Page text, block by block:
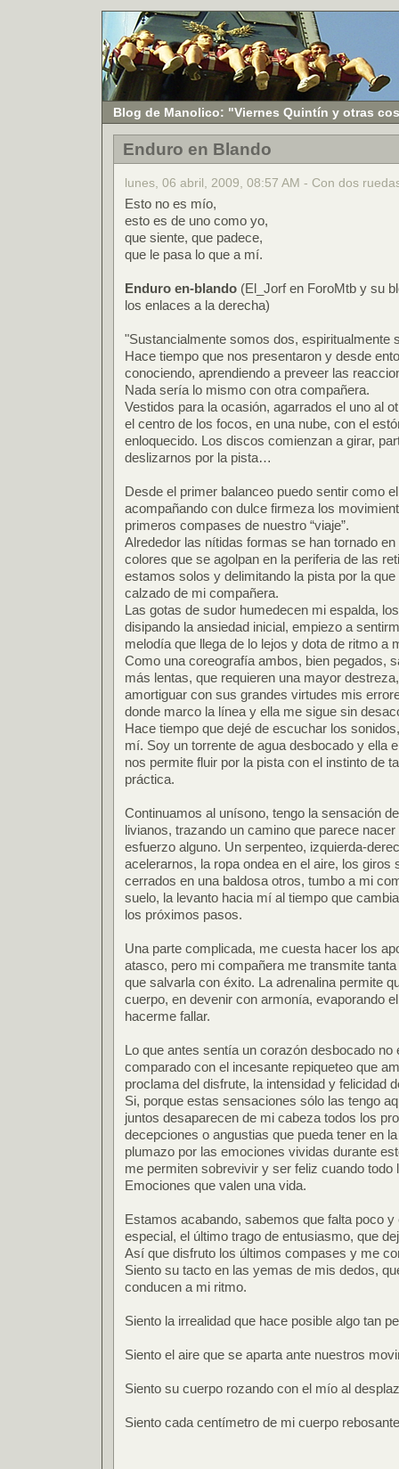
Blog de Manolico: "Viernes Quintín y otras
Enduro en Blando
lunes, 06 abril, 2009, 08:57 AM - Con dos
Esto no es mío,
esto es de uno como yo,
que siente, que padece,
que le pasa lo que a mí.
Enduro en-blando (El_Jorf en ForoMtb y su
los enlaces a la derecha)
"Sustancialmente somos dos, espiritualmente
Hace tiempo que nos presentaron y desde
conociendo, aprendiendo a preveer las
Nada sería lo mismo con otra compañera.
Vestidos para la ocasión, agarrados el uno al
el centro de los focos, en una nube, con el
enloquecido. Los discos comienzan a girar,
deslizarnos por la pista…
Desde el primer balanceo puedo sentir como
acompañando con dulce firmeza los
primeros compases de nuestro “viaje”.
Alrededor las nítidas formas se han tornado
colores que se agolpan en la periferia de las
estamos solos y delimitando la pista por la
calzado de mi compañera.
Las gotas de sudor humedecen mi espalda,
disipando la ansiedad inicial, empiezo a
melodía que llega de lo lejos y dota de ritmo a
Como una coreografía ambos, bien pegados,
más lentas, que requieren una mayor
amortiguar con sus grandes virtudes mis
donde marco la línea y ella me sigue sin
Hace tiempo que dejé de escuchar los
mí. Soy un torrente de agua desbocado y ella
nos permite fluir por la pista con el instinto de
práctica.
Continuamos al unísono, tengo la sensación
livianos, trazando un camino que parece
esfuerzo alguno. Un serpenteo, izquierda-
acelerarnos, la ropa ondea en el aire, los giros
cerrados en una baldosa otros, tumbo a mi
suelo, la levanto hacia mí al tiempo que
los próximos pasos.
Una parte complicada, me cuesta hacer los
atasco, pero mi compañera me transmite
que salvarla con éxito. La adrenalina permite
cuerpo, en devenir con armonía, evaporando
hacerme fallar.
Lo que antes sentía un corazón desbocado no
comparado con el incesante repiqueteo que
proclama del disfrute, la intensidad y felicidad
Si, porque estas sensaciones sólo las tengo
juntos desaparecen de mi cabeza todos los
decepciones o angustias que pueda tener en
plumazo por las emociones vividas durante
me permiten sobrevivir y ser feliz cuando todo
Emociones que valen una vida.
Estamos acabando, sabemos que falta poco
especial, el último trago de entusiasmo, que
Así que disfruto los últimos compases y me
Siento su tacto en las yemas de mis dedos,
conducen a mi ritmo.
Siento la irrealidad que hace posible algo tan
Siento el aire que se aparta ante nuestros
Siento su cuerpo rozando con el mío al
Siento cada centímetro de mi cuerpo